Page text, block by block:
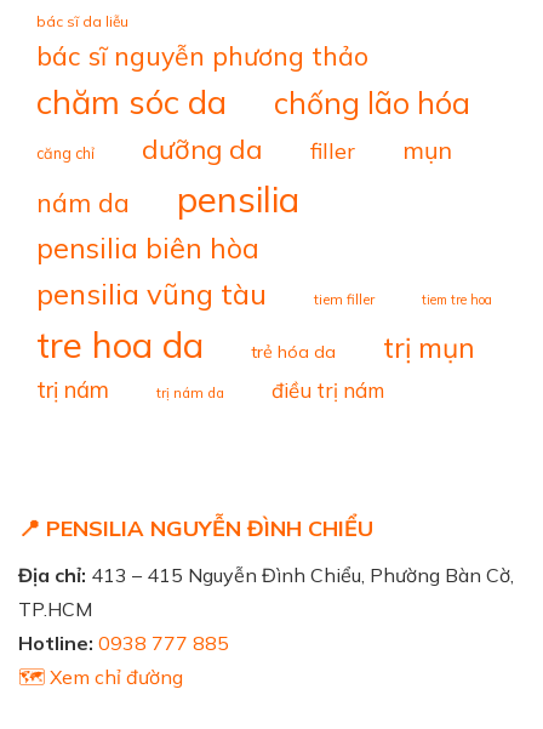
bác sĩ da liễu
bác sĩ nguyễn phương thảo
chăm sóc da chống lão hóa
căng chỉ dưỡng da filler mụn
nám da pensilia
pensilia biên hòa
pensilia vũng tàu tiem filler tiem tre hoa
tre hoa da trẻ hóa da trị mụn
trị nám trị nám da điều trị nám
📍 PENSILIA NGUYỄN ĐÌNH CHIỂU
Địa chỉ: 413 – 415 Nguyễn Đình Chiểu, Phường Bàn Cờ,
TP.HCM
Hotline: 0938 777 885
🗺️ Xem chỉ đường